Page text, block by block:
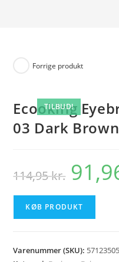
TILBUD!
Forrige produkt
Ecooking
03 Dark Brown
114,95kr.
Den
oprindelige
pris
114,95 kr..
KØB PRODUKT
Varenummer (SKU):